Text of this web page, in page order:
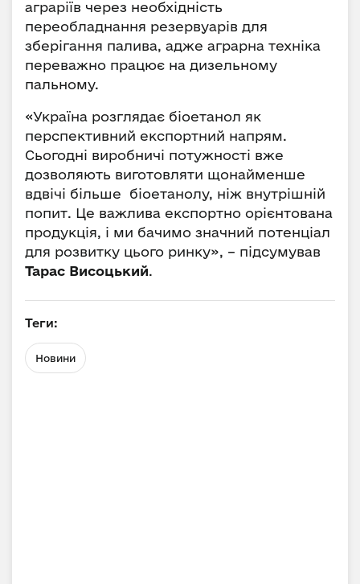
аграріїв через необхідність
переобладнання резервуарів для
зберігання палива, адже аграрна техніка
переважно працює на дизельному
пальному.
«Україна розглядає біоетанол як
перспективний експортний напрям.
Сьогодні виробничі потужності вже
дозволяють виготовляти щонайменше
вдвічі більше біоетанолу, ніж внутрішній
попит. Це важлива експортно орієнтована
продукція, і ми бачимо значний потенціал
для розвитку цього ринку», – підсумував
Тарас Висоцький.
Теги:
Новини